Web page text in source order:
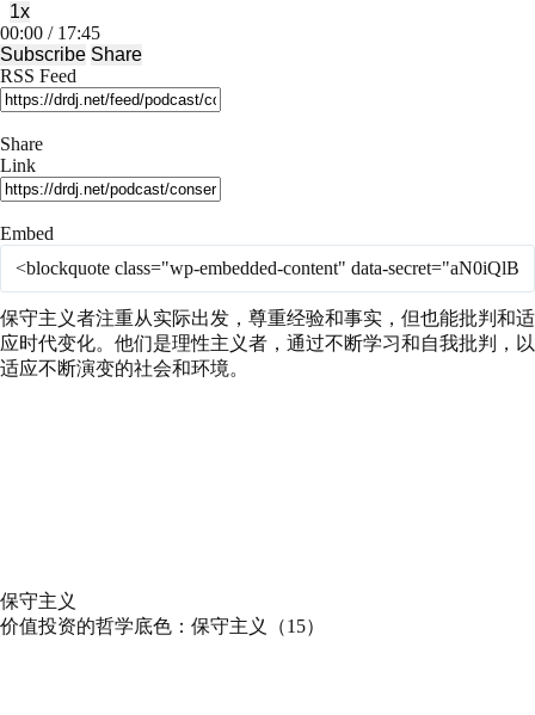
Mute/Unmute
Episode
Rewind
10
Seconds
1x
Fast
Forward
30
seconds
00:00 / 17:45
Subscribe Share
RSS Feed
Share
Link
Embed
保守主义者注重从实际出发，尊重经验和事实，但也能批判和适
应时代变化。他们是理性主义者，通过不断学习和自我批判，以
适应不断演变的社会和环境。
保守主义
价值投资的哲学底色：保守主义（15）